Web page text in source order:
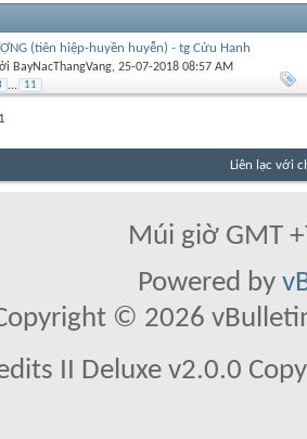
(tiên hiệp-huyền huyễn) - tg Cửu Hanh
BayNacThangVang‎, 25-07-2018 08:57 AM
... 11
Liên lạc với
Múi giờ GMT
Powered by
© 2026
II Deluxe v2.0.0